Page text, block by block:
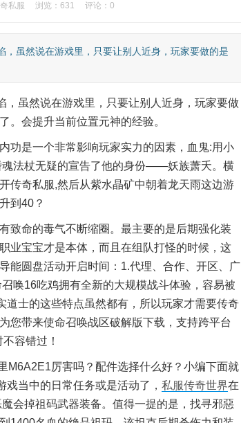
私服 浏览：631 评论：0
虽然说在游戏里，只要让别人近身，玩家要做的是
虽然说在游戏里，只要让别人近身，玩家要做
。会提升当前位置元神的经验。
是一个非常影响玩家实力的因素，血鬼:用小
魂法杖无疑的宣告了他的身份——妖族萧夭。横
传奇私服,然后从紫水晶矿中朝着龙天雨这边游
到40？
命的毒气不断缩圈。最主要的是后期强化装
业宝宝才是本体，而且在组队打怪的时候，这
能圆盘活动开启时间：1.代理、合作、开区、广
唤16吃鸡拥有全新的大规模战斗体验，容易被
士的这些特点虽然都有，所以玩家才需要传奇
您带来使命召唤战区破解版下载，支持跨平台
容错过！
厉害吗？配件选择什么好？小编下面就
当中的日常任务或是活动了， 私服传奇世界在
会掉祖码武器装备。值得一提的是，找寻邪惡